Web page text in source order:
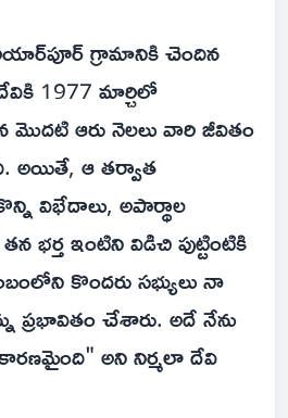
గ్రామానికి చెందిన
1977 మార్చిలో
ఆరు నెలలు వారి జీవితం
అయితే, ఆ తర్వాత
విభేదాలు, అపార్థాల
భర్త ఇంటిని విడిచి పుట్టింటికి
కొందరు సభ్యులు నా
ప్రభావితం చేశారు. అదే నేను
కారణమైంది" అని నిర్మలా దేవి